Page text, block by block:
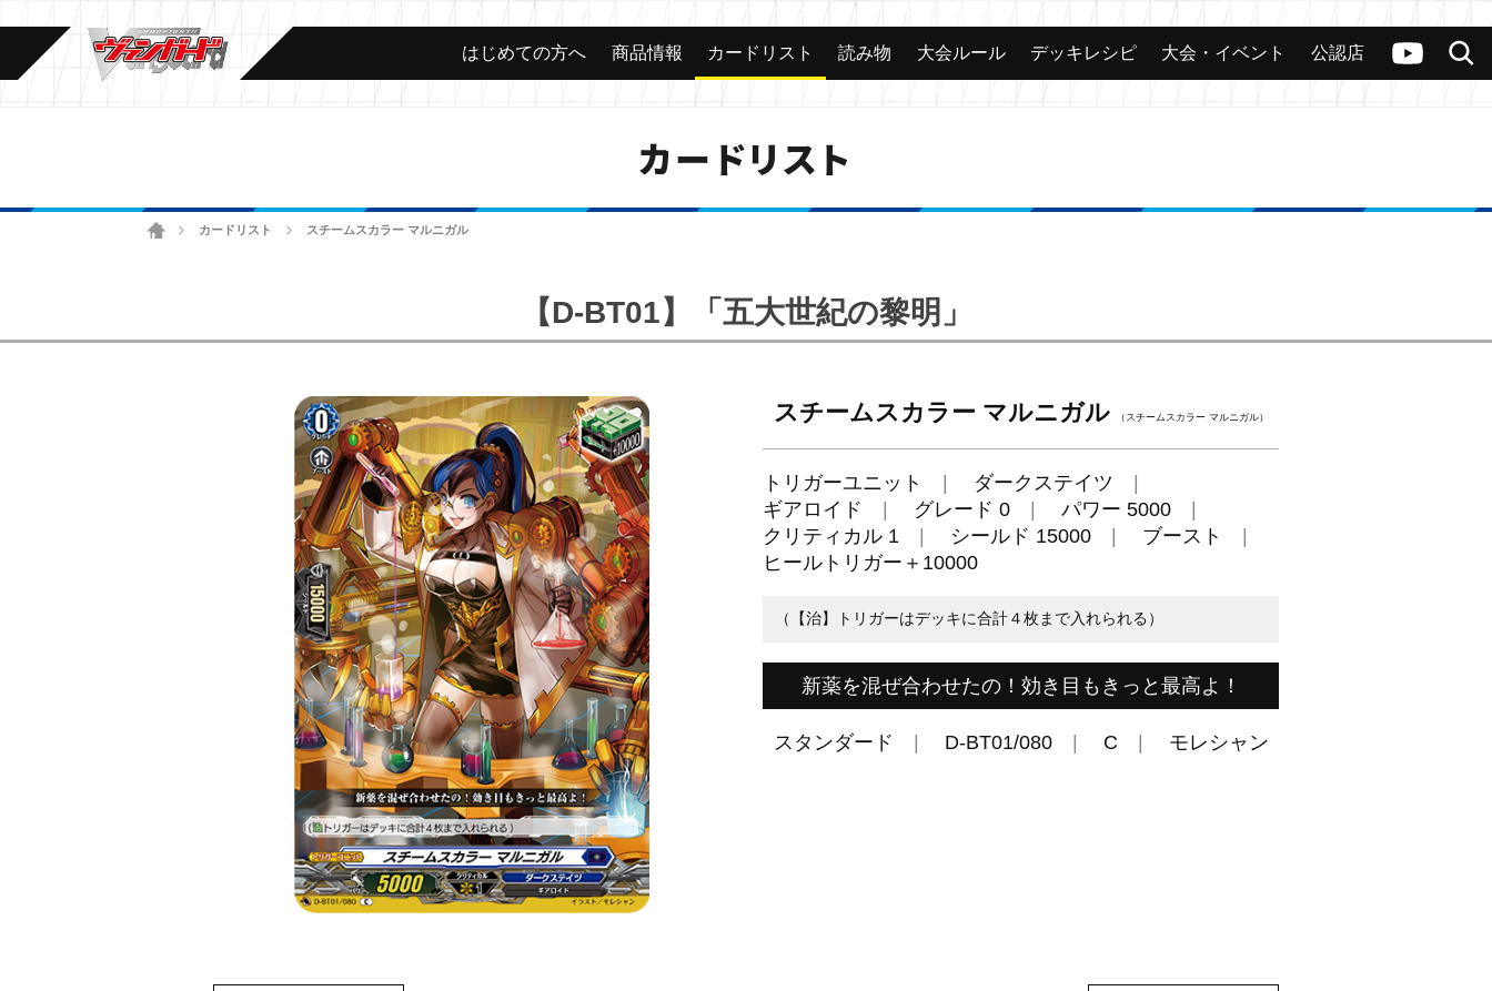
ヴァンガードch
検索
カード 大会 公認店舗 その他
はじめての方へ 商品情報 カードリスト 読み物 大会ルール デッキレシピ 大会・イベント 公認店
カードリスト
ホームカードリスト スチームスカラー マルニガル
【D-BT01】「五大世紀の黎明」
スチームスカラー マルニガル （スチームスカラー マルニガル）
トリガーユニット
ダークステイツ
ギアロイド
グレード 0
パワー 5000
クリティカル 1
シールド 15000
ブースト
ヒールトリガー＋10000
（【治】トリガーはデッキに合計４枚まで入れられる）
新薬を混ぜ合わせたの！効き目もきっと最高よ！
スタンダード D-BT01/080 C モレシャン